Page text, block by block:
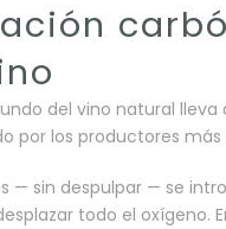
del vino natural lleva
por los productores
— sin despulpar — se
todo el oxígeno.